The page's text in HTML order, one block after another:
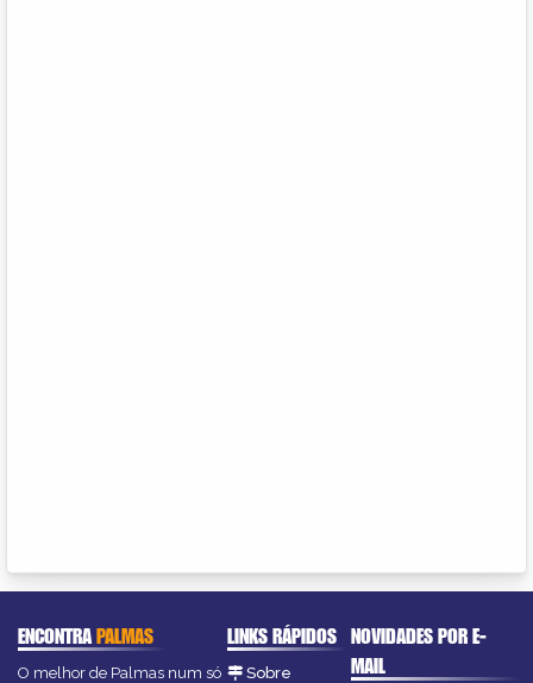
ENCONTRAPALMAS
O melhor de Palmas num só
LINKS RÁPIDOS
Sobre
NOVIDADES POR E-
MAIL